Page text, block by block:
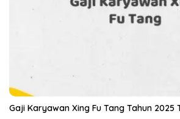
Gaji Karyawan Xing Fu Tang Tahun 2025